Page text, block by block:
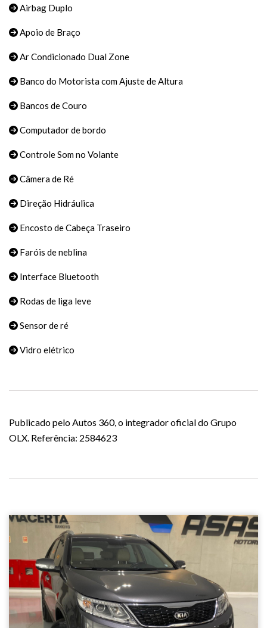
Airbag Duplo
Apoio de Braço
Ar Condicionado Dual Zone
Banco do Motorista com Ajuste de Altura
Bancos de Couro
Computador de bordo
Controle Som no Volante
Câmera de Ré
Direção Hidráulica
Encosto de Cabeça Traseiro
Faróis de neblina
Interface Bluetooth
Rodas de liga leve
Sensor de ré
Vidro elétrico
Publicado pelo Autos 360, o integrador oficial do Grupo
OLX. Referência: 2584623